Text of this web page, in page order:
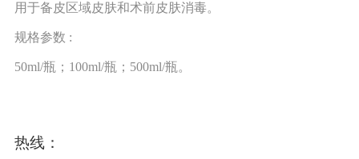
用于备皮区域皮肤和术前皮肤消毒。
规格参数 :
50ml/瓶；100ml/瓶；500ml/瓶。
热线：